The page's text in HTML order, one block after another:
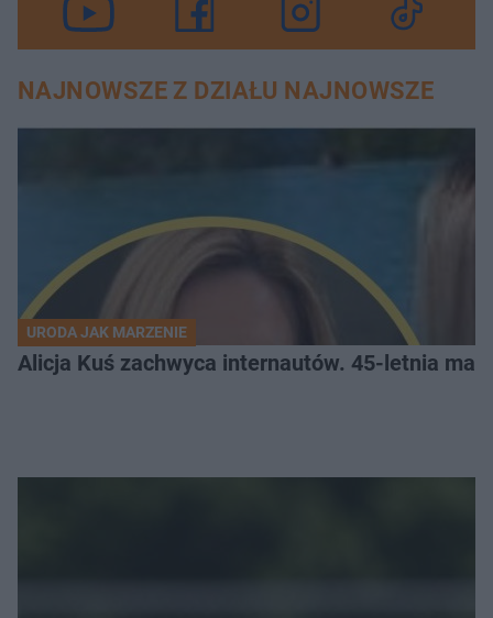
NAJNOWSZE Z DZIAŁU NAJNOWSZE
URODA JAK MARZENIE
Alicja Kuś zachwyca internautów. 45-letnia